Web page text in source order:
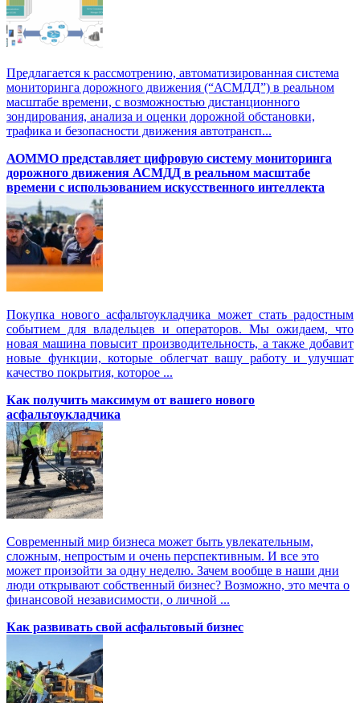
Предлагается к рассмотрению, автоматизированная система
мониторинга дорожного движения (“АСМДД”) в реальном
масштабе времени, с возможностью дистанционного
зондирования, анализа и оценки дорожной обстановки,
трафика и безопасности движения автотрансп...
АОММО представляет цифровую cистему мониторинга
дорожного движения АСМДД в реальном масштабе
времени с использованием искусственного интеллекта
Покупка нового асфальтоукладчика может стать радостным
событием для владельцев и операторов. Мы ожидаем, что
новая машина повысит производительность, а также добавит
новые функции, которые облегчат вашу работу и улучшат
качество покрытия, которое ...
Как получить максимум от вашего нового
асфальтоукладчика
Современный мир бизнеса может быть увлекательным,
сложным, непростым и очень перспективным. И все это
может произойти за одну неделю. Зачем вообще в наши дни
люди открывают собственный бизнес? Возможно, это мечта о
финансовой независимости, о личной ...
Как развивать свой асфальтовый бизнес